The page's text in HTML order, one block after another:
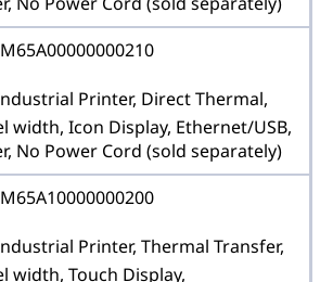
Printer, Direct Thermal,
width, Icon Display, Ethernet/USB,
No Power Cord (sold separately)
Printer, Thermal Transfer,
width, Touch Display,